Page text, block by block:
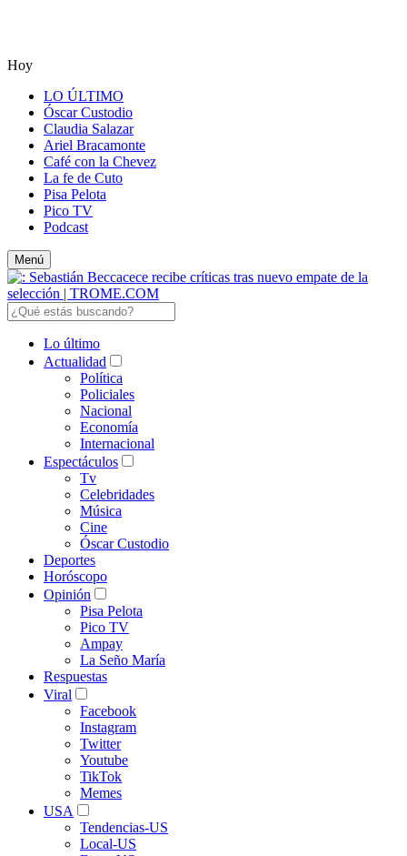
Hoy
LO ÚLTIMO
Óscar Custodio
Claudia Salazar
Ariel Bracamonte
Café con la Chevez
La fe de Cuto
Pisa Pelota
Pico TV
Podcast
Menú
Lo último
Actualidad
Política
Policiales
Nacional
Economía
Internacional
Espectáculos
Tv
Celebridades
Música
Cine
Óscar Custodio
Deportes
Horóscopo
Opinión
Pisa Pelota
Pico TV
Ampay
La Seño María
Respuestas
Viral
Facebook
Instagram
Twitter
Youtube
TikTok
Memes
USA
Tendencias-US
Local-US